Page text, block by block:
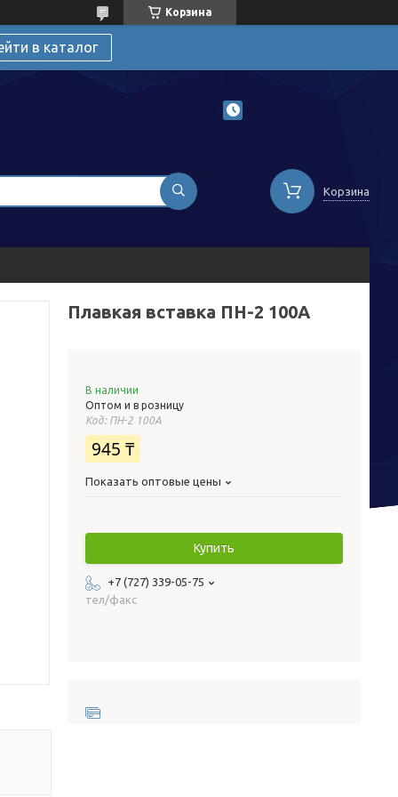
Корзина
в каталог
Корзина
Плавкая вставка ПН-2 100А
В наличии
Оптом и в розницу
Код: ПН-2 100А
945 ₸
Показать оптовые цены
Купить
+7 (727) 339-05-75
тел/факс